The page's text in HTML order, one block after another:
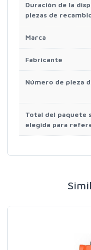
Duración de la
piezas de
Marca
Fabricante
Número de pieza
Total del paquete
elegida para